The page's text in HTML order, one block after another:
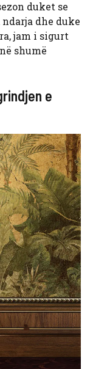
duket se
dhe duke
jam i sigurt
shumë
e